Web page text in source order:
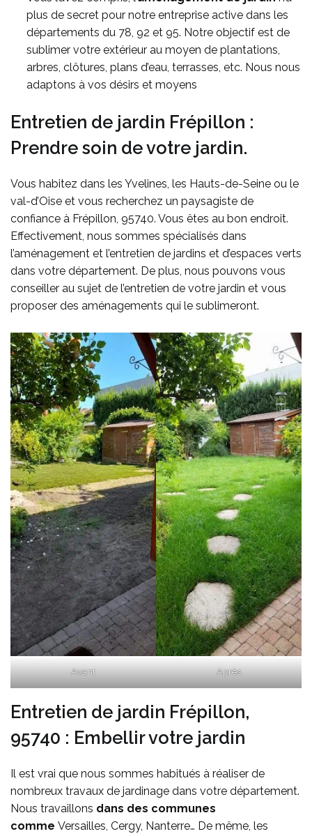
plus de secret pour notre entreprise active dans les
départements du 78, 92 et 95. Notre objectif est de
sublimer votre extérieur au moyen de plantations,
arbres, clôtures, plans d’eau, terrasses, etc. Nous nous
adaptons à vos désirs et moyens
Entretien de jardin Frépillon :
Prendre soin de votre jardin.
Vous habitez dans les Yvelines, les Hauts-de-Seine ou le
val-d’Oise et vous recherchez un paysagiste de
confiance à Frépillon, 95740. Vous êtes au bon endroit.
Effectivement, nous sommes spécialisés dans
l’aménagement et l’entretien de jardins et d’espaces verts
dans votre département. De plus, nous pouvons vous
conseiller au sujet de l’entretien de votre jardin et vous
proposer des aménagements qui le sublimeront.
Avant Après
Entretien de jardin Frépillon,
95740 : Embellir votre jardin
Il est vrai que nous sommes habitués à réaliser de
nombreux travaux de jardinage dans votre département.
Nous travaillons dans des communes
comme Versailles, Cergy, Nanterre… De même, les